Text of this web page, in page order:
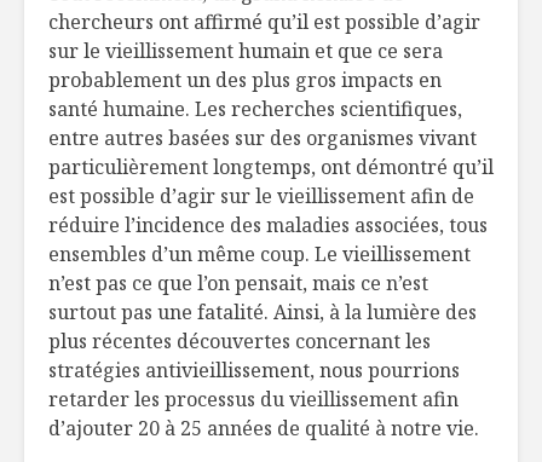
chercheurs ont affirmé qu’il est possible d’agir
sur le vieillissement humain et que ce sera
probablement un des plus gros impacts en
santé humaine. Les recherches scientifiques,
entre autres basées sur des organismes vivant
particulièrement longtemps, ont démontré qu’il
est possible d’agir sur le vieillissement afin de
réduire l’incidence des maladies associées, tous
ensembles d’un même coup. Le vieillissement
n’est pas ce que l’on pensait, mais ce n’est
surtout pas une fatalité. Ainsi, à la lumière des
plus récentes découvertes concernant les
stratégies antivieillissement, nous pourrions
retarder les processus du vieillissement afin
d’ajouter 20 à 25 années de qualité à notre vie.